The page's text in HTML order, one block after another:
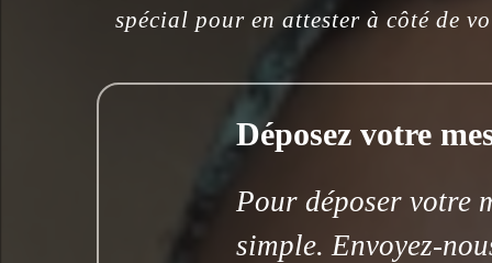
spécial pour en attester à côté de
Déposez votre
Pour déposer votre
simple. Envoyez-